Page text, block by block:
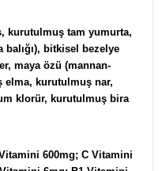
kurutulmuş tam yumurta,
balığı), bitkisel bezelye
maya özü (mannan-
elma, kurutulmuş nar,
klorür, kurutulmuş bira
600mg; C Vitamini